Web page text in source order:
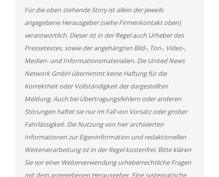
Für die oben stehende Story ist allein der jeweils
angegebene Herausgeber (siehe Firmenkontakt oben)
verantwortlich. Dieser ist in der Regel auch Urheber des
Pressetextes, sowie der angehängten Bild-, Ton-, Video-,
Medien- und Informationsmaterialien. Die United News
Network GmbH übernimmt keine Haftung für die
Korrektheit oder Vollständigkeit der dargestellten
Meldung. Auch bei Übertragungsfehlern oder anderen
Störungen haftet sie nur im Fall von Vorsatz oder grober
Fahrlässigkeit. Die Nutzung von hier archivierten
Informationen zur Eigeninformation und redaktionellen
Weiterverarbeitung ist in der Regel kostenfrei. Bitte klären
Sie vor einer Weiterverwendung urheberrechtliche Fragen
mit dem angegebenen Herausgeber. Eine systematische